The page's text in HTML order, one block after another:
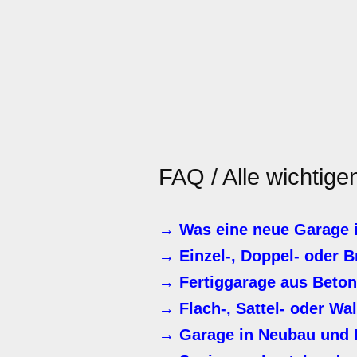
FAQ / Alle
→ Was eine neue
→ Einzel-, Doppel- oder
→ Fertiggarage aus
→ Flach-, Sattel- oder
→ Garage in Neubau